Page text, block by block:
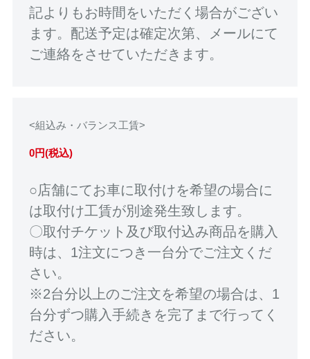
記よりもお時間をいただく場合がござい
ます。配送予定は確定次第、メールにて
ご連絡をさせていただきます。
<組込み・バランス工賃>
0円(税込)
○店舗にてお車に取付けを希望の場合に
は取付け工賃が別途発生致します。
〇取付チケット及び取付込み商品を購入
時は、1注文につき一台分でご注文くだ
さい。
※2台分以上のご注文を希望の場合は、1
台分ずつ購入手続きを完了まで行ってく
ださい。